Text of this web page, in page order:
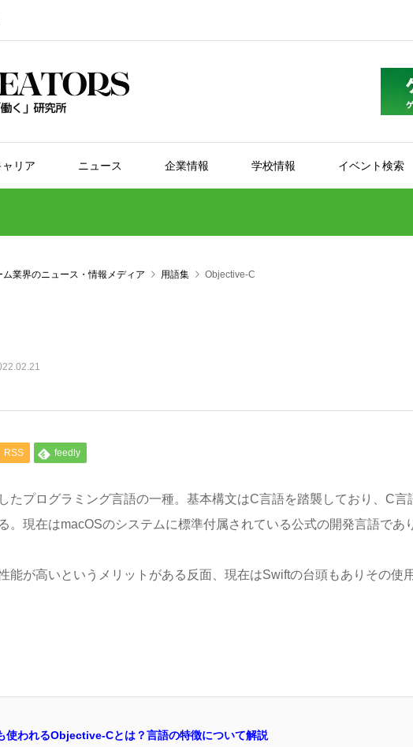
ャリア ニュース 企業情報 学校情報 イベント検索
ム業界のニュース・情報メディア 用語集 Objective-C
RSS feedly
たプログラミング言語の一種。基本構文はC言語を踏襲しており、C言
。現在はmacOSのシステムに標準付属されている公式の開発言語であ
能が高いというメリットがある反面、現在はSwiftの台頭もありその使
使われるObjective-Cとは？言語の特徴について解説